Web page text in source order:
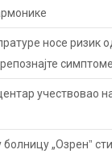
носе ризик
учествовао
болницу „Озренˮ